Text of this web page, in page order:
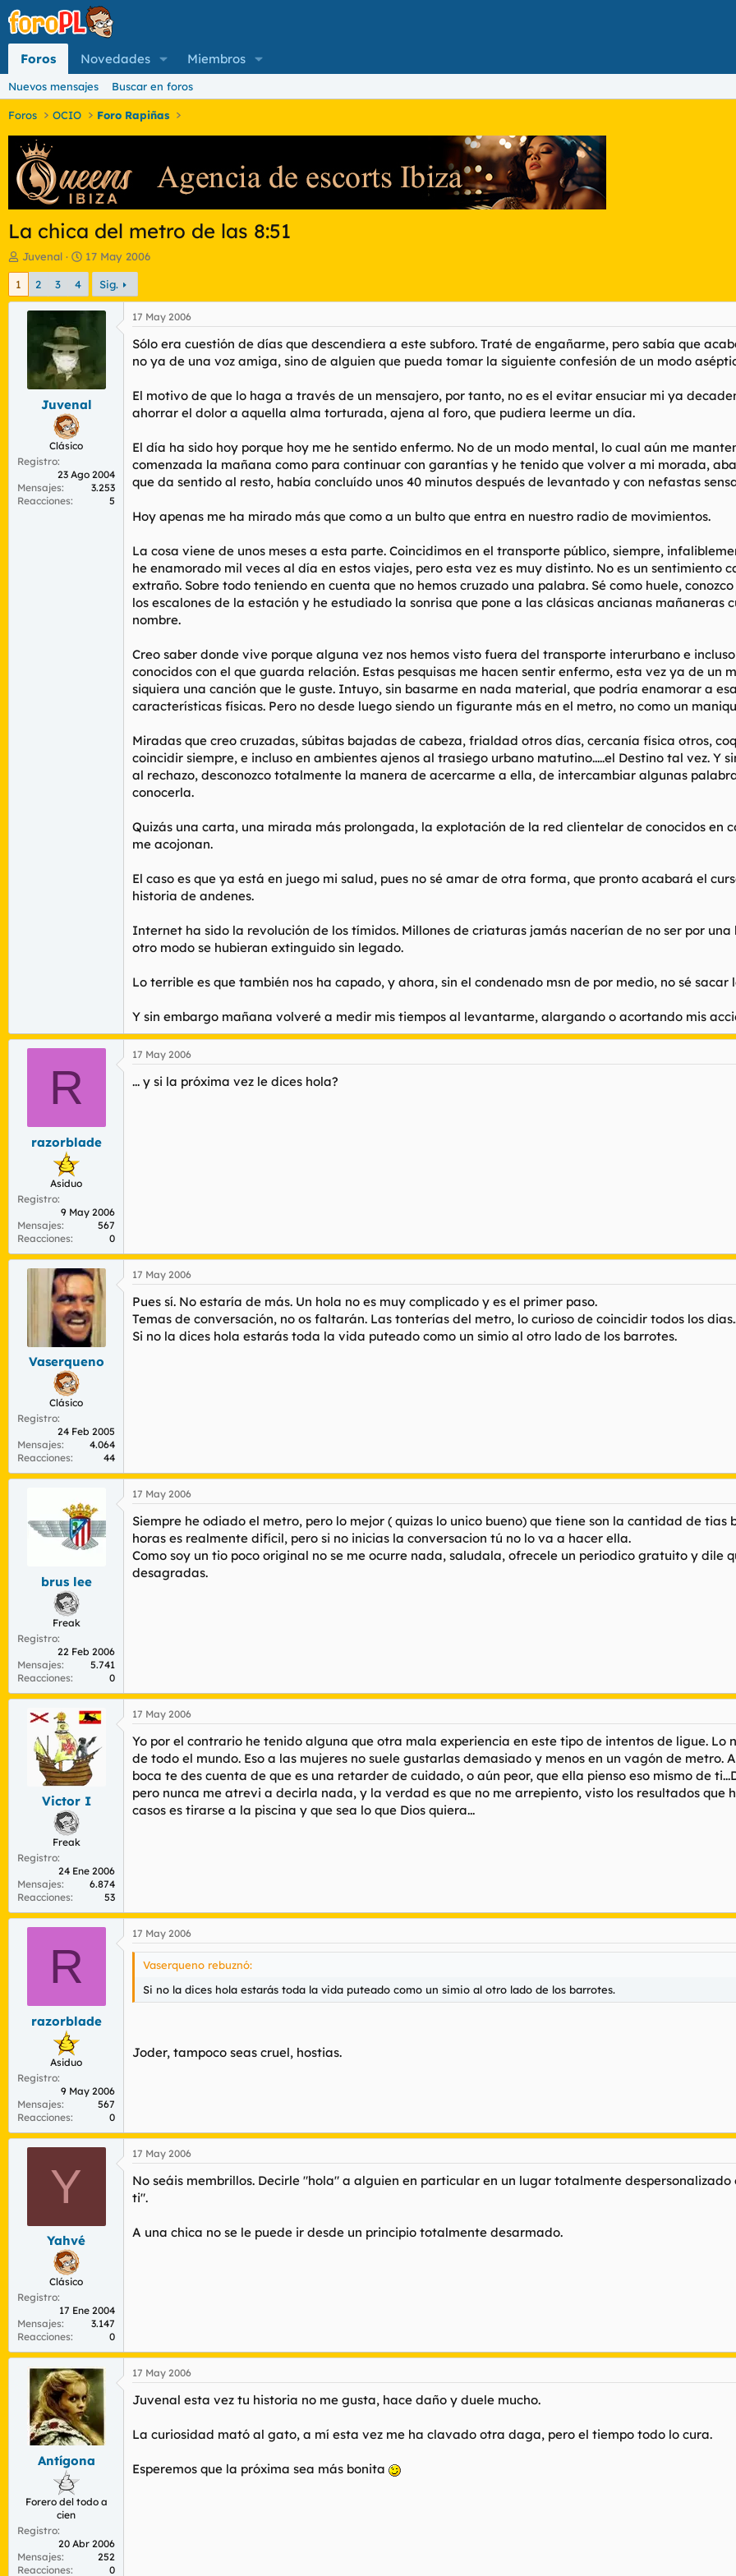
Foros Novedades Miembros
Nuevos mensajes Buscar en foros
Foros OCIO Foro Rapiñas
La chica del metro de las 8:51
I
n
c
d
m
Juvenal
F
e
h
a
e
i
c
17 May 2006
1 2 3 4 Sig.
Juvenal
Clásico
Registro
23 Ago 2004
Mensajes
3.253
Reacciones
5
17 May 2006
Sólo era cuestión de días que descendiera a este subforo. Traté de engañarme, pero sabía que
no ya de una voz amiga, sino de alguien que pueda tomar la siguiente confesión de un modo
El motivo de que lo haga a través de un mensajero, por tanto, no es el evitar ensuciar mi ya
ahorrar el dolor a aquella alma torturada, ajena al foro, que pudiera leerme un día.
El día ha sido hoy porque hoy me he sentido enfermo. No de un modo mental, lo cual aún me
comenzada la mañana como para continuar con garantías y he tenido que volver a mi morada,
que da sentido al resto, había concluído unos 40 minutos después de levantado y con nefastas
Hoy apenas me ha mirado más que como a un bulto que entra en nuestro radio de movimientos.
La cosa viene de unos meses a esta parte. Coincidimos en el transporte público, siempre,
he enamorado mil veces al día en estos viajes, pero esta vez es muy distinto. No es un sentimiento
extraño. Sobre todo teniendo en cuenta que no hemos cruzado una palabra. Sé como huele,
los escalones de la estación y he estudiado la sonrisa que pone a las clásicas ancianas mañaneras
nombre.
Creo saber donde vive porque alguna vez nos hemos visto fuera del transporte interurbano e
conocidos con el que guarda relación. Estas pesquisas me hacen sentir enfermo, esta vez ya de un
siquiera una canción que le guste. Intuyo, sin basarme en nada material, que podría enamorar a
características físicas. Pero no desde luego siendo un figurante más en el metro, no como un
Miradas que creo cruzadas, súbitas bajadas de cabeza, frialdad otros días, cercanía física otros,
coincidir siempre, e incluso en ambientes ajenos al trasiego urbano matutino.....el Destino tal vez. Y
al rechazo, desconozco totalmente la manera de acercarme a ella, de intercambiar algunas
conocerla.
Quizás una carta, una mirada más prolongada, la explotación de la red clientelar de conocidos en
me acojonan.
El caso es que ya está en juego mi salud, pues no sé amar de otra forma, que pronto acabará el
historia de andenes.
Internet ha sido la revolución de los tímidos. Millones de criaturas jamás nacerían de no ser por
otro modo se hubieran extinguido sin legado.
Lo terrible es que también nos ha capado, y ahora, sin el condenado msn de por medio, no sé sacar
Y sin embargo mañana volveré a medir mis tiempos al levantarme, alargando o acortando mis
R
razorblade
Asiduo
Registro
9 May 2006
Mensajes
567
Reacciones
0
17 May 2006
... y si la próxima vez le dices hola?
Vaserqueno
Clásico
Registro
24 Feb 2005
Mensajes
4.064
Reacciones
44
17 May 2006
Pues sí. No estaría de más. Un hola no es muy complicado y es el primer paso.
Temas de conversación, no os faltarán. Las tonterías del metro, lo curioso de coincidir todos los
Si no la dices hola estarás toda la vida puteado como un simio al otro lado de los barrotes.
brus lee
Freak
Registro
22 Feb 2006
Mensajes
5.741
Reacciones
0
17 May 2006
Siempre he odiado el metro, pero lo mejor ( quizas lo unico bueno) que tiene son la cantidad de tias
horas es realmente difícil, pero si no inicias la conversacion tú no lo va a hacer ella.
Como soy un tio poco original no se me ocurre nada, saludala, ofrecele un periodico gratuito y dile
desagradas.
Victor I
Freak
Registro
24 Ene 2006
Mensajes
6.874
Reacciones
53
17 May 2006
Yo por el contrario he tenido alguna que otra mala experiencia en este tipo de intentos de ligue.
de todo el mundo. Eso a las mujeres no suele gustarlas demasiado y menos en un vagón de
boca te des cuenta de que es una retarder de cuidado, o aún peor, que ella pienso eso mismo de
pero nunca me atrevi a decirla nada, y la verdad es que no me arrepiento, visto los resultados que
casos es tirarse a la piscina y que sea lo que Dios quiera...
R
razorblade
Asiduo
Registro
9 May 2006
Mensajes
567
Reacciones
0
17 May 2006
Vaserqueno rebuznó:
Si no la dices hola estarás toda la vida puteado como un simio al otro lado de los barrotes.
Joder, tampoco seas cruel, hostias.
Y
Yahvé
Clásico
Registro
17 Ene 2004
Mensajes
3.147
Reacciones
0
17 May 2006
No seáis membrillos. Decirle "hola" a alguien en particular en un lugar totalmente
ti".
A una chica no se le puede ir desde un principio totalmente desarmado.
Antígona
Forero del todo a
cien
Registro
20 Abr 2006
Mensajes
252
Reacciones
0
17 May 2006
Juvenal esta vez tu historia no me gusta, hace daño y duele mucho.
La curiosidad mató al gato, a mí esta vez me ha clavado otra daga, pero el tiempo todo lo cura.
Esperemos que la próxima sea más bonita